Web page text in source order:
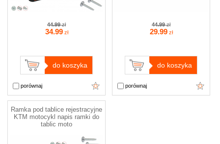
44.99 zł
34.99 zł
do koszyka
porównaj
44.99 zł
29.99 zł
do koszyka
porównaj
Ramka pod tablice rejestracyjne
KTM motocykl napis ramki do
tablic moto